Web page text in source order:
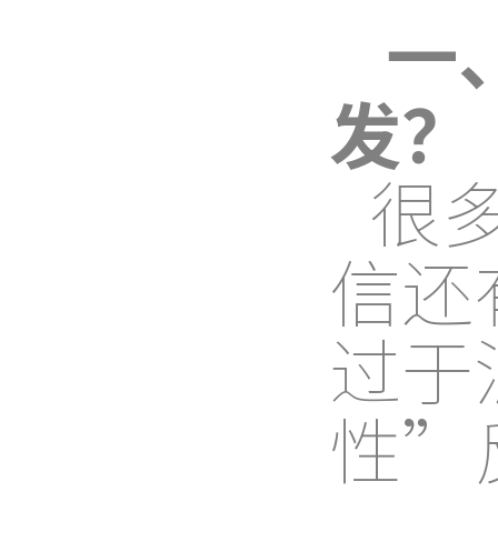
一
发？
很
信
过
性”